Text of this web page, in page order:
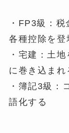
・FP3級：
各種控除を登
・宅建：土
に巻き込まれ
・簿記3級：
語化する